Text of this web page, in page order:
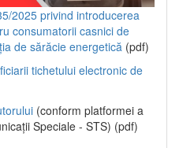
2025 privind introducerea
consumatorii casnici de
de sărăcie energetică (pdf)
tichetului electronic de
(conform platformei a
Speciale - STS) (pdf)